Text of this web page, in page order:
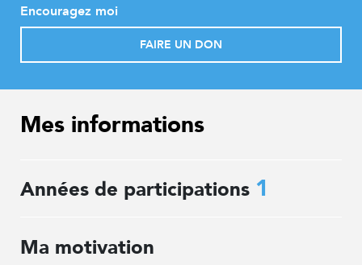
Encouragez moi
FAIRE UN DON
Mes informations
Années de participations 1
Ma motivation